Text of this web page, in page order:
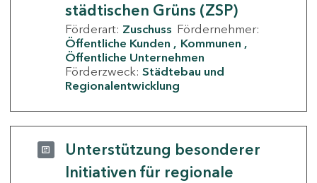
städtischen Grüns (ZSP)
Förderart: Zuschuss Fördernehmer:
Öffentliche Kunden
Kommunen
Öffentliche Unternehmen
Förderzweck: Städtebau und
Regionalentwicklung
Unterstützung besonderer
Initiativen für regionale